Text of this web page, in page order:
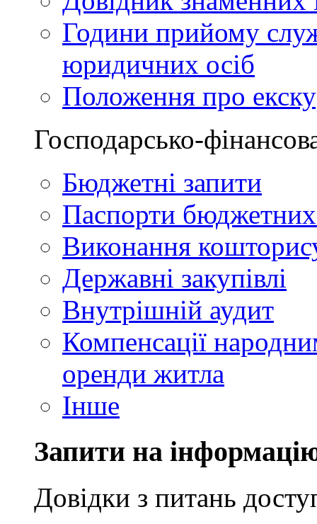
Години прийому
юридичних осіб
Положення про
Господарсько-
Бюджетні запити
Паспорти
Виконання
Державні закупівлі
Внутрішній аудит
Компенсації
оренди житла
Інше
Запити на
Довідки з питань